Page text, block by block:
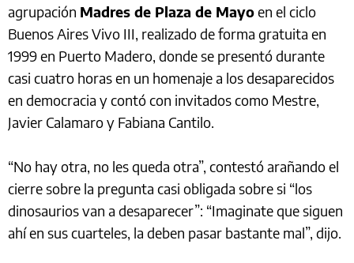
agrupación Madres de Plaza de Mayoen el ciclo
Buenos Aires Vivo III, realizado de forma gratuita en
1999 en Puerto Madero, donde se presentó durante
casi cuatro horas en un homenaje a los desaparecidos
en democracia y contó con invitados como Mestre,
Javier Calamaro y Fabiana Cantilo.
“No hay otra, no les queda otra”, contestó arañando el
cierre sobre la pregunta casi obligada sobre si “los
dinosaurios van a desaparecer”: “Imaginate que siguen
ahí en sus cuarteles, la deben pasar bastante mal”, dijo.